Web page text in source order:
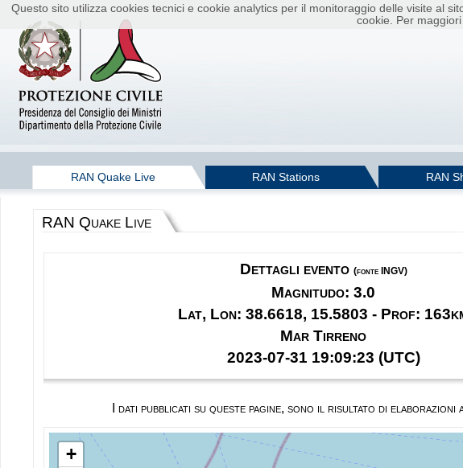
Questo sito utilizza cookies tecnici e cookie analytics per il monitoraggio delle visite al
cookie. Per
RAN Quake Live RAN Stations RAN
RAN Quake Live
Dettagli evento (fonte INGV)
Magnitudo: 3.0
Lat, Lon: 38.6618, 15.5803 - Prof:
Mar Tirreno
2023-07-31 19:09:23 (UTC)
I dati pubblicati su queste pagine, sono il risultato di
+